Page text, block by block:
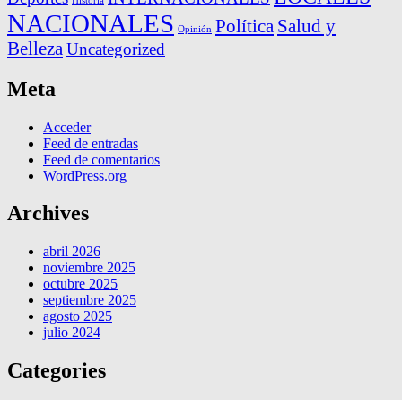
NACIONALES Opinión Política Salud y
Belleza Uncategorized
Meta
Acceder
Feed de entradas
Feed de comentarios
WordPress.org
Archives
abril 2026
noviembre 2025
octubre 2025
septiembre 2025
agosto 2025
julio 2024
Categories